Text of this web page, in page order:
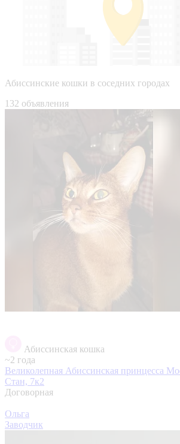
Абиссинские кошки в соседних городах
132 объявления
Абиссинская кошка
~2 года
Великолепная Абиссинская принцесса
Стан, 7к2
Договорная
Ольга
Заводчик